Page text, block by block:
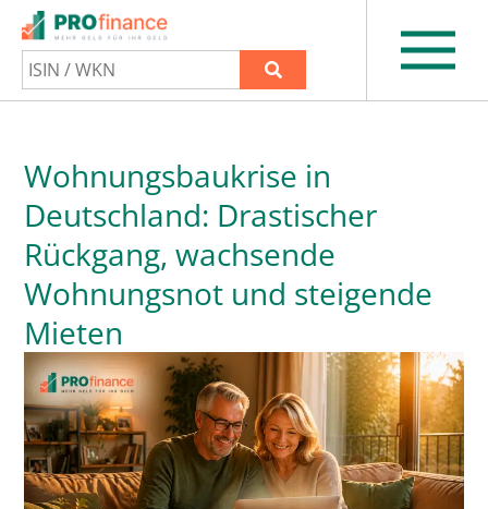
Wohnungsbaukrise in
Deutschland: Drastischer
Rückgang, wachsende
Wohnungsnot und steigende
Mieten